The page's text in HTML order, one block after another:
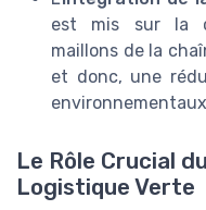
est mis sur la
maillons de la
et donc, une
Le Rôle Crucial
Logistique Verte